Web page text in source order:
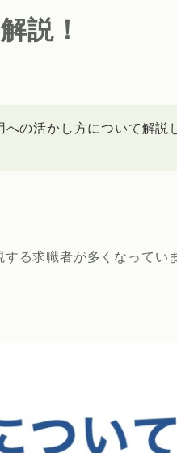
説！
の活かし方について解説
る求職者が多くなってい